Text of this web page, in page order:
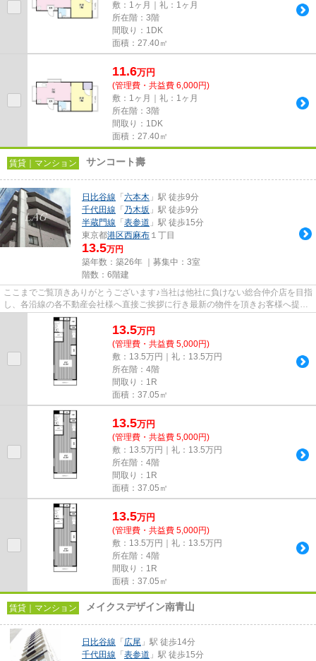
敷：1ヶ月｜礼：1ヶ月
所在階：3階
間取り：1DK
面積：27.40㎡
11.6万円
(管理費・共益費 6,000円)
敷：1ヶ月｜礼：1ヶ月
所在階：3階
間取り：1DK
面積：27.40㎡
賃貸｜マンション サンコート壽
日比谷線 「 六本木 」駅 徒歩9分
千代田線 「 乃木坂 」駅 徒歩9分
半蔵門線 「 表参道 」駅 徒歩15分
東京都港区西麻布 １丁目
13.5万円
築年数：築26年 ｜募集中： 3室
階数：6階建
ここまでご覧頂きありがとうございます♪当社は他社に負けない総合仲介店を目指
し、各沿線の各不動産会社様へ直接ご挨拶に行き最新の物件を頂きお客様へ提供
しております！最新の情報は...
13.5万円
(管理費・共益費 5,000円)
敷：13.5万円｜礼：13.5万円
所在階：4階
間取り：1R
面積：37.05㎡
13.5万円
(管理費・共益費 5,000円)
敷：13.5万円｜礼：13.5万円
所在階：4階
間取り：1R
面積：37.05㎡
13.5万円
(管理費・共益費 5,000円)
敷：13.5万円｜礼：13.5万円
所在階：4階
間取り：1R
面積：37.05㎡
賃貸｜マンション メイクスデザイン南青山
日比谷線 「 広尾 」駅 徒歩14分
千代田線 「 表参道 」駅 徒歩15分